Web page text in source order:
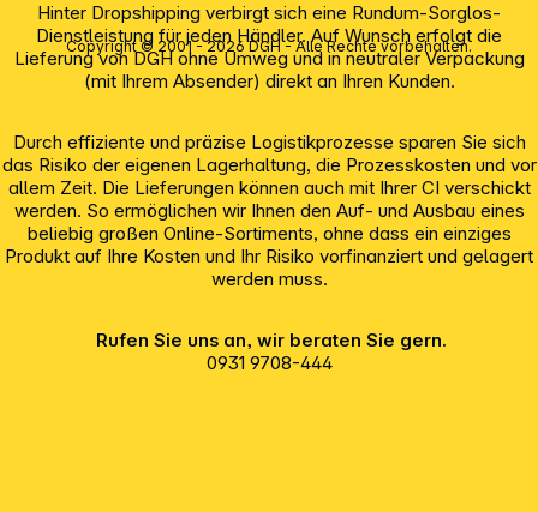
Hinter Dropshipping verbirgt sich eine Rundum-Sorglos-
Dienstleistung für jeden Händler. Auf Wunsch erfolgt die
Lieferung von DGH ohne Umweg und in neutraler Verpackung
(mit Ihrem Absender) direkt an Ihren Kunden.
Durch effiziente und präzise Logistikprozesse sparen Sie sich
das Risiko der eigenen Lagerhaltung, die Prozesskosten und vor
allem Zeit. Die Lieferungen können auch mit Ihrer CI verschickt
werden. So ermöglichen wir Ihnen den Auf- und Ausbau eines
beliebig großen Online-Sortiments, ohne dass ein einziges
Produkt auf Ihre Kosten und Ihr Risiko vorfinanziert und gelagert
werden muss.
Rufen Sie uns an, wir beraten Sie gern.
0931 9708-444
Copyright © 2001 - 2026 DGH - Alle Rechte vorbehalten.